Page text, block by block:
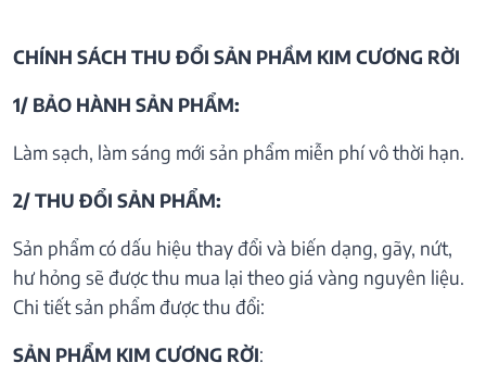
CHÍNH SÁCH THU ĐỔI SẢN PHẦM KIM CƯƠNG RỜI
1/ BẢO HÀNH SẢN PHẨM:
Làm sạch, làm sáng mới sản phẩm miễn phí vô thời hạn.
2/ THU ĐỔI SẢN PHẨM:
Sản phẩm có dấu hiệu thay đổi và biến dạng, gãy, nứt,
hư hỏng sẽ được thu mua lại theo giá vàng nguyên liệu.
Chi tiết sản phẩm được thu đổi:
SẢN PHẨM KIM CƯƠNG RỜI: